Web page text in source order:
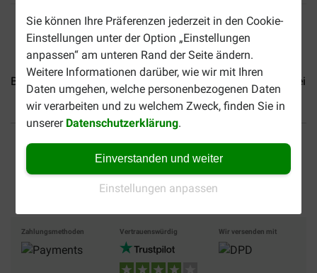
Sie können Ihre Präferenzen jederzeit in den Cookie-
Einstellungen unter der Option „Einstellungen
anpassen“ am unteren Rand der Seite ändern.
Weitere Informationen darüber, wie wir mit Ihren
Daten umgehen, welche personenbezogenen Daten
wir verarbeiten und zu welchem Zweck, finden Sie in
unserer Datenschutzerklärung.
Einverstanden und weiter
Einstellungen anpassen
Brekz Snacks - Schweinedarm... Brekz Snacks -
Zahlungsmethoden Vertrauenswürdig Wir versenden mit